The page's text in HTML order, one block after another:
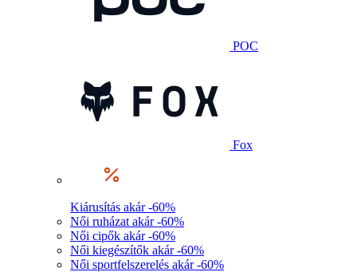
POC
Fox
Kiárusítás akár -60%
Női ruházat akár -60%
Női cipők akár -60%
Női kiegészítők akár -60%
Női sportfelszerelés akár -60%